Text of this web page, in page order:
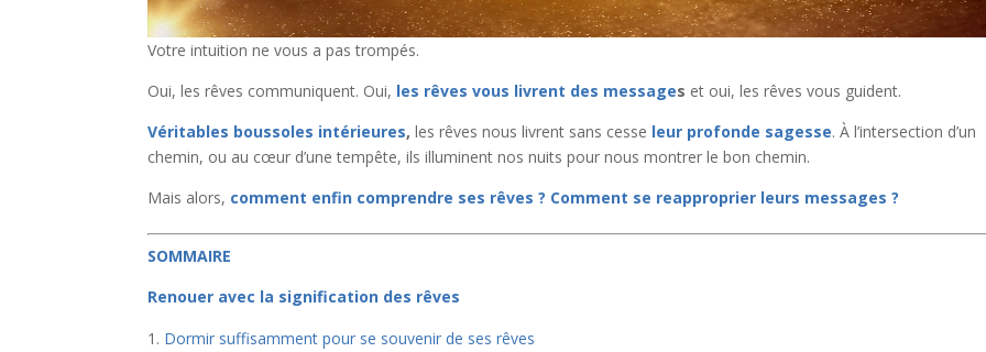
Votre intuition ne vous a pas trompés.
Oui, les rêves communiquent. Oui, les rêves vous livrent des messages et oui, les rêves vous guident.
Véritables boussoles intérieures, les rêves nous livrent sans cesse leur profonde sagesse. À l’intersection d’un
chemin, ou au cœur d’une tempête, ils illuminent nos nuits pour nous montrer le bon chemin.
Mais alors, comment enfin comprendre ses rêves ? Comment se reapproprier leurs messages ?
SOMMAIRE
Renouer avec la signification des rêves
Dormir suffisamment pour se souvenir de ses rêves